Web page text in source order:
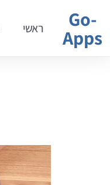
Go-
Apps ראשי